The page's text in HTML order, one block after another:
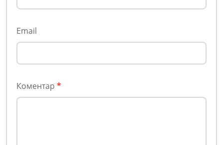
Email
Коментар *